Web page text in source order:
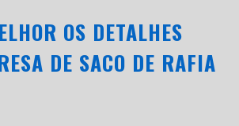
OS DETALHES
DE SACO DE RAFIA